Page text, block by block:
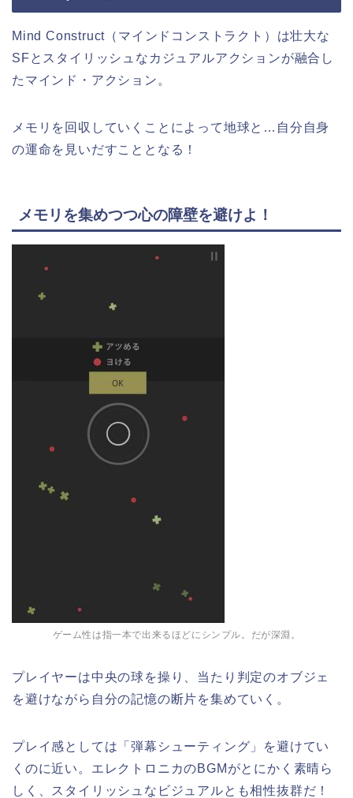
Mind Construct（マインドコンストラクト）は壮大な
SFとスタイリッシュなカジュアルアクションが融合し
たマインド・アクション。
メモリを回収していくことによって地球と…自分自身
の運命を見いだすこととなる！
メモリを集めつつ心の障壁を避けよ！
ゲーム性は指一本で出来るほどにシンプル。だが深淵。
プレイヤーは中央の球を操り、当たり判定のオブジェ
を避けながら自分の記憶の断片を集めていく。
プレイ感としては「弾幕シューティング」を避けてい
くのに近い。エレクトロニカのBGMがとにかく素晴ら
しく、スタイリッシュなビジュアルとも相性抜群だ！